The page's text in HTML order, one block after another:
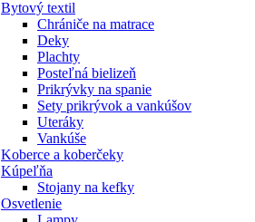
Bytový textil
Chrániče na matrace
Deky
Plachty
Posteľná bielizeň
Prikrývky na spanie
Sety prikrývok a vankúšov
Uteráky
Vankúše
Koberce a koberčeky
Kúpeľňa
Stojany na kefky
Osvetlenie